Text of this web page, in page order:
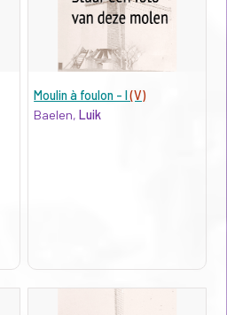
Moulin à foulon - I(V)
Baelen,Luik